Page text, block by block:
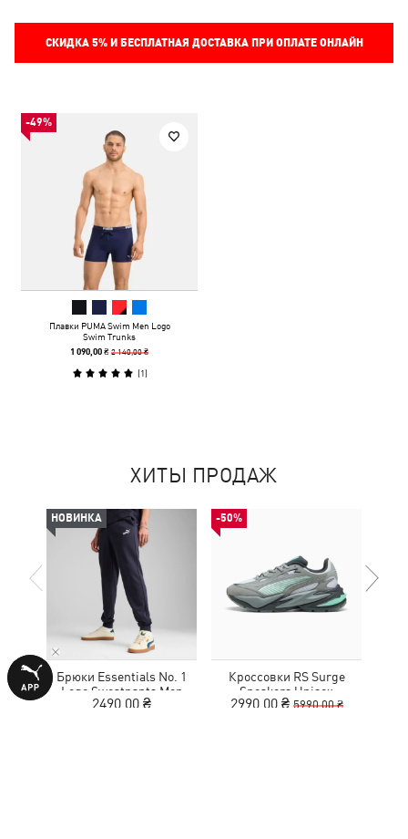
СКИДКА 5%И БЕСПЛАТНАЯ ДОСТАВКА ПРИ ОПЛАТЕ ОНЛАЙН
-49%
Плавки PUMA Swim Men Logo
Swim Trunks
1 090,00 ₴2 140,00 ₴
(1)
ХИТЫ ПРОДАЖ
НОВИНКА
Брюки Essentials No. 1
Logo Sweatpants Men
2490,00 ₴
-50%
Кроссовки RS Surge
Sneakers Unisex
2990,00 ₴ 5990,00 ₴